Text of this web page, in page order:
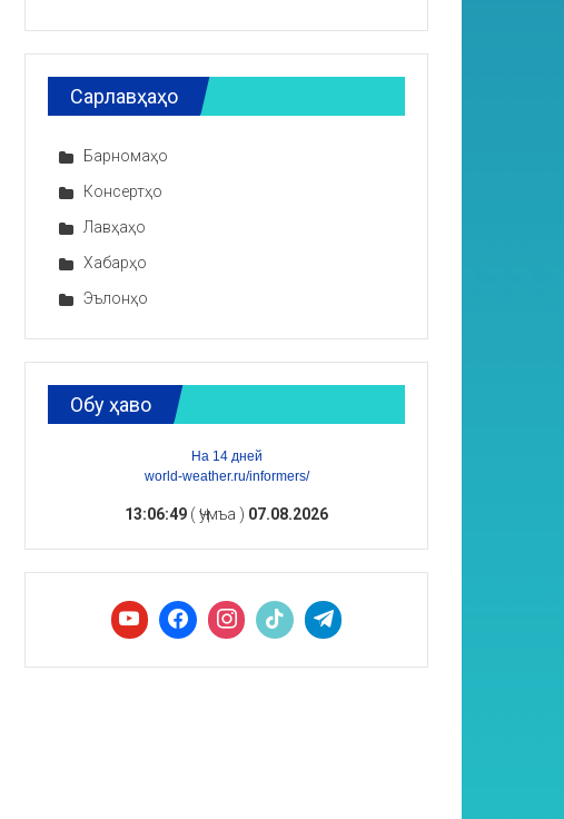
Сарлавҳаҳо
Барномаҳо
Консертҳо
Лавҳаҳо
Хабарҳо
Эълонҳо
Обу ҳаво
На 14 дней
world-weather.ru/informers/
13:06:50 ( Ҷумъа ) 07.08.2026